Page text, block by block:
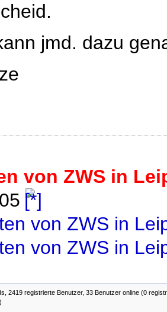
jmd. dazu
von ZWS in
von ZWS in
von ZWS in
2419 registrierte Benutzer, 33 Benutzer online (0